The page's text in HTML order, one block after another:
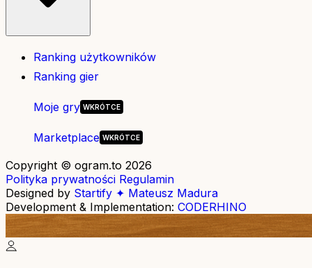
Ranking użytkowników
Ranking gier
Moje gry
Marketplace
Copyright © ogram.to 2026
Polityka prywatności Regulamin
Designed by Startify ✦ Mateusz Madura
Development & Implementation: CODERHINO